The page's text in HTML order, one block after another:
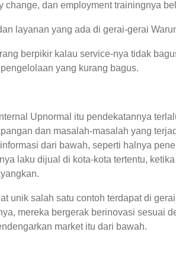
change, dan employment trainingnya
layanan yang ada di gerai-gerai
berpikir kalau service-nya tidak
yang kurang bagus.
Upnormal itu pendekatannya
dan masalah-masalah yang
dari bawah, seperti halnya
laku dijual di kota-kota tertentu,
unik salah satu contoh terdapat di
mereka bergerak berinovasi sesuai
market itu dari bawah.